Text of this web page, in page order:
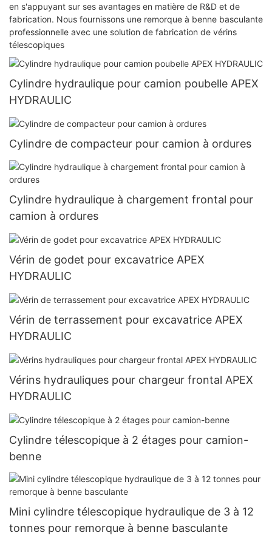
en s'appuyant sur ses avantages en matière de R&D et de
fabrication. Nous fournissons une remorque à benne basculante
professionnelle avec une solution de fabrication de vérins
télescopiques
Cylindre hydraulique pour camion poubelle APEX
HYDRAULIC
Cylindre de compacteur pour camion à ordures
Cylindre hydraulique à chargement frontal pour
camion à ordures
Vérin de godet pour excavatrice APEX
HYDRAULIC
Vérin de terrassement pour excavatrice APEX
HYDRAULIC
Vérins hydrauliques pour chargeur frontal APEX
HYDRAULIC
Cylindre télescopique à 2 étages pour camion-
benne
Mini cylindre télescopique hydraulique de 3 à 12
tonnes pour remorque à benne basculante